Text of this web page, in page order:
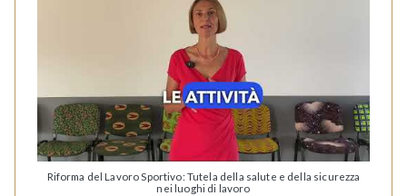
Riforma del Lavoro Sportivo: Tutela della salute e della sicurezza
nei luoghi di lavoro